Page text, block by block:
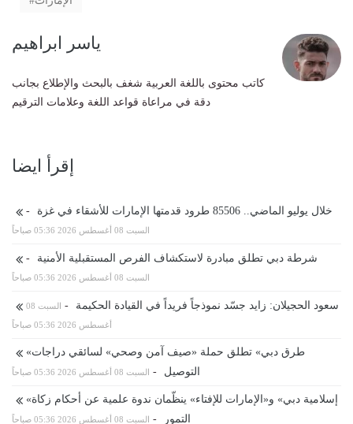
ياسر ابراهيم
كاتب محتوى باللغة العربية شغف بالبحث والإطلاع بجانب
دقة في مراعاة قواعد اللغة وعلامات الترقيم
إقرأ ايضا
خلال يوليو الماضي.. 85506 طرود قدمتها الإمارات للأشقاء في غزة -
السبت 08 أغسطس 2026 05:36 صباحاً
شرطة دبي تطلق مبادرة لاستكشاف الفرص المستقبلية الأمنية -
السبت 08 أغسطس 2026 05:36 صباحاً
سعود الحجيلان: زايد جسّد نموذجاً فريداً في القيادة الحكيمة -
السبت 08
أغسطس 2026 05:36 صباحاً
«طرق دبي» تطلق حملة «صيف آمن وصحي» لسائقي دراجات
التوصيل
- السبت 08 أغسطس 2026 05:36 صباحاً
«إسلامية دبي» و«الإمارات للإفتاء» ينظّمان ندوة علمية عن أحكام زكاة
التمور
- السبت 08 أغسطس 2026 05:36 صباحاً